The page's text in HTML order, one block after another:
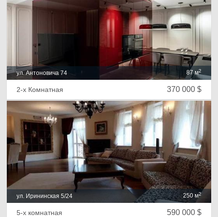
ул. Антоновича 74 87 м2
370 000 $
2-х Комнатная
ул. Ирининская 5/24 250 м2
590 000 $
5-х комнатная